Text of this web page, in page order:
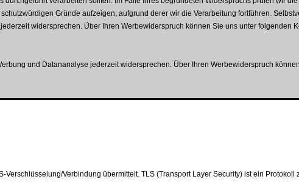
Gründe aufzeigen, aufgrund derer wir die Verarbeitung fortführen.
widersprechen. Über Ihren Werbewiderspruch können Sie uns unter folgenden
und Datananalyse jederzeit widersprechen. Über Ihren Werbewiderspruch
Verbindung übermittelt. TLS (Transport Layer Security) ist ein Protokoll